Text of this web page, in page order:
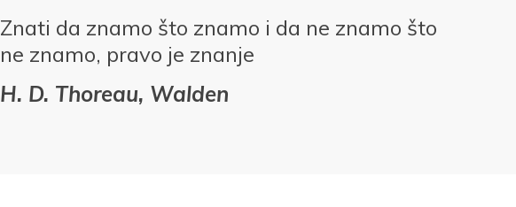
Znati da znamo što znamo i da ne znamo što
ne znamo, pravo je znanje
H. D. Thoreau, Walden